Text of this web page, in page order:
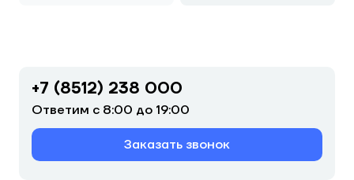
+7 (8512) 238 000
Ответим с 8:00 до 19:00
Заказать звонок